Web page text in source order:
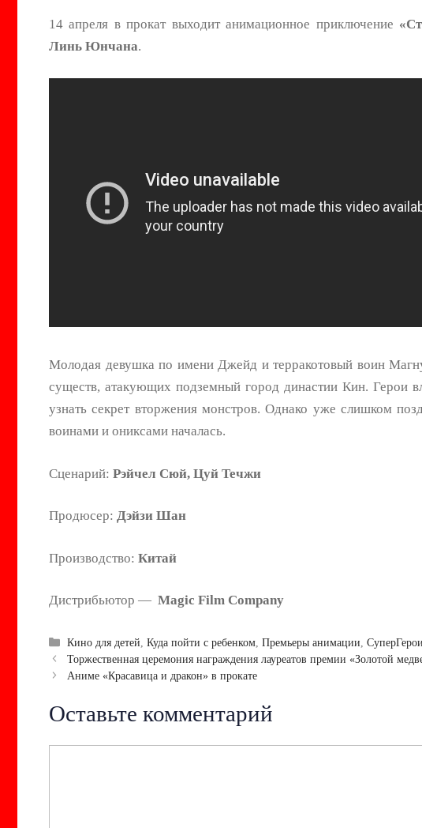
14 апреля в прокат выходит анимационное приключение
Линь Юнчана.
Молодая девушка по имени Джейд и терракотовый воин
существ, атакующих подземный город династии Кин. Герои
узнать секрет вторжения монстров. Однако уже слишком
воинами и ониксами началась.
Сценарий: Рэйчел Сюй, Цуй Течжи
Продюсер: Дэйзи Шан
Производство: Китай
Дистрибьютор — Magic Film Company
Рубрики
Кино для детей ,Куда пойти с ребенком ,Премьеры анимации ,
Навигация
записи
Торжественная церемония награждения лауреатов премии «Золотой
Аниме «Красавица и дракон» в прокате
Оставьте комментарий